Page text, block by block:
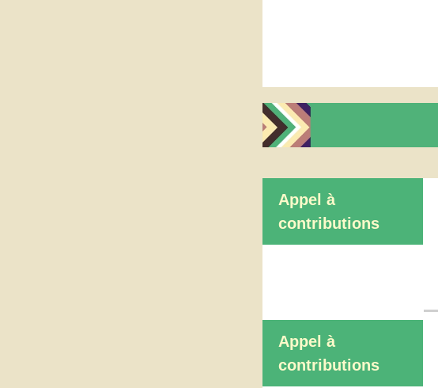
Appel à
contributions
Appel à
contributions